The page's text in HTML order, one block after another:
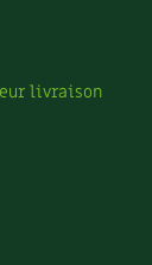
livraison